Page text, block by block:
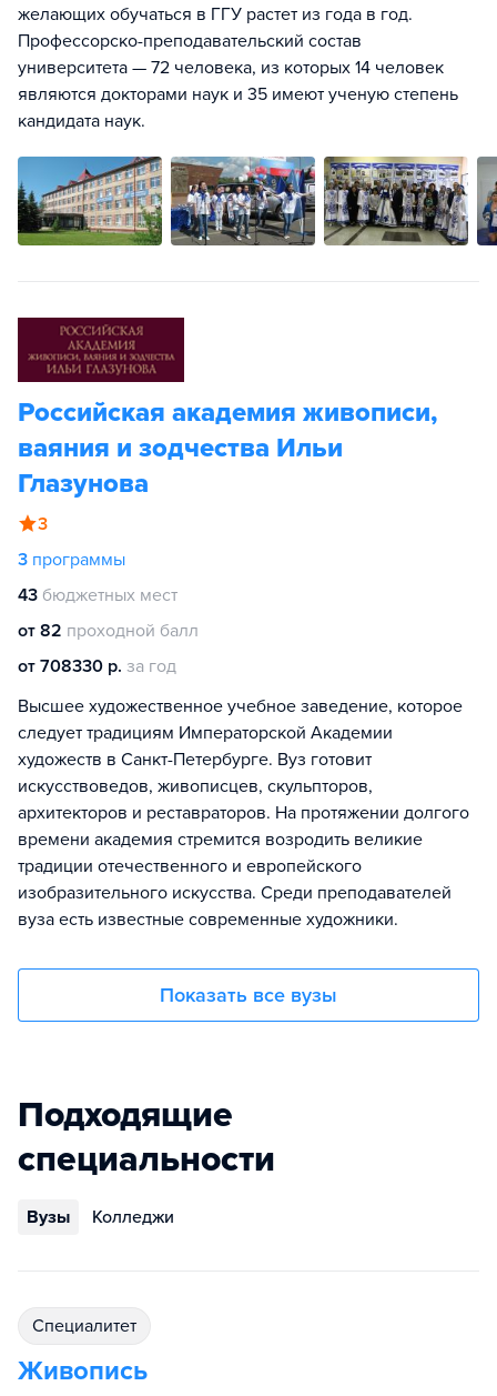
желающих обучаться в ГГУ растет из года в год.
Профессорско-преподавательский состав
университета — 72 человека, из которых 14 человек
являются докторами наук и 35 имеют ученую степень
кандидата наук.
Российская академия живописи,
ваяния и зодчества Ильи
Глазунова
3
3 программы
43 бюджетных мест
от 82 проходной балл
от 708330 р. за год
Высшее художественное учебное заведение, которое
следует традициям Императорской Академии
художеств в Санкт-Петербурге. Вуз готовит
искусствоведов, живописцев, скульпторов,
архитекторов и реставраторов. На протяжении долгого
времени академия стремится возродить великие
традиции отечественного и европейского
изобразительного искусства. Среди преподавателей
вуза есть известные современные художники.
Показать все вузы
Подходящие
специальности
Вузы Колледжи
специалитет
Живопись